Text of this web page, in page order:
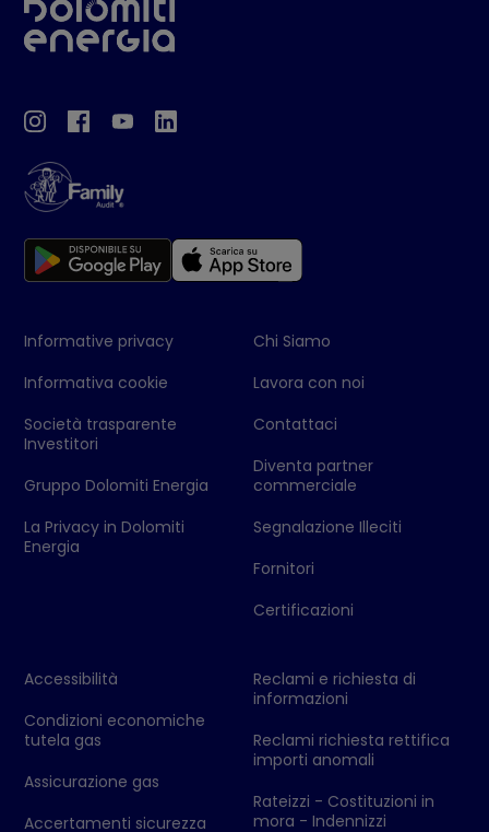
Informative privacy
Informativa cookie
Società trasparente
Investitori
Gruppo Dolomiti Energia
La Privacy in Dolomiti
Energia
Chi Siamo
Lavora con noi
Contattaci
Diventa partner
commerciale
Segnalazione Illeciti
Fornitori
Certificazioni
Accessibilità
Condizioni economiche
tutela gas
Assicurazione gas
Accertamenti sicurezza
Reclami e richiesta di
informazioni
Reclami richiesta rettifica
importi anomali
Rateizzi - Costituzioni in
mora - Indennizzi